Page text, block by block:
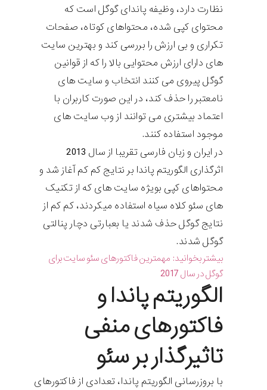
نظارت دارد، وظیفه پاندای گوگل است که
محتوای کپی شده، محتواهای کوتاه، صفحات
تکراری و بی ارزش را بررسی کند و بهترین سایت
های دارای ارزش محتوایی بالا را که از قوانین
گوگل پیروی می کنند انتخاب و سایت های
نامعتبر را حذف کند، در این صورت کاربران با
اعتماد بیشتری می توانند از وب سایت های
موجود استفاده کنند.
در ایران و زبان فارسی تقریبا از سال 2013
اثرگذاری الگوریتم پاندا بر نتایج کم کم آغاز شد و
محتواهای کپی بویژه سایت های که از تکنیک
های سئو کلاه سیاه استفاده میکردند، کم کم از
نتایج گوگل حذف شدند یا بعبارتی دچار پنالتی
گوگل شدند.
بیشتر بخوانید: مهمترین فاکتورهای سئو سایت برای
گوگل در سال 2017
الگوریتم پاندا و
فاکتورهای منفی
تاثیرگذار بر سئو
با بروزرسانی الگوریتم پاندا، تعدادی از فاکتورهای